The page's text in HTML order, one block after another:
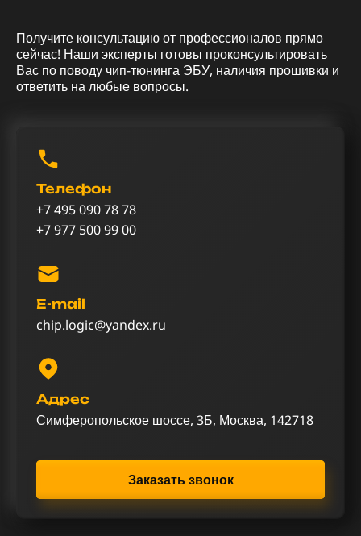
Получите консультацию от профессионалов прямо
сейчас! Наши эксперты готовы проконсультировать
Вас по поводу чип-тюнинга ЭБУ, наличия прошивки и
ответить на любые вопросы.
Телефон
+7 495 090 78 78
+7 977 500 99 00
E-mail
chip.logic@yandex.ru
Адрес
Симферопольское шоссе, 3Б, Москва, 142718
Заказать звонок